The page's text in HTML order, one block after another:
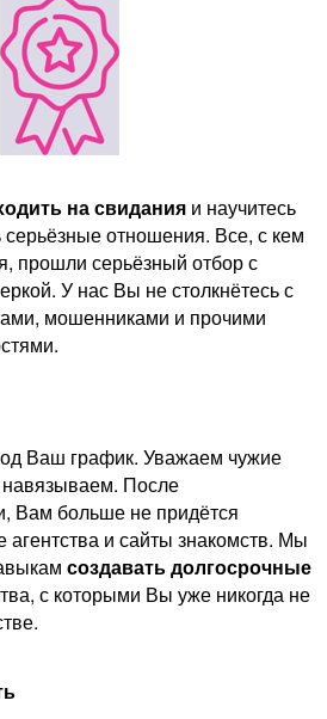
на свидания и научитесь
серьёзные отношения. Все, с кем
прошли серьёзный отбор с
У нас Вы не столкнётесь с
мошенниками и прочими
Ваш график. Уважаем чужие
После
Вам больше не придётся
и сайты знакомств. Мы
создавать долгосрочные
с которыми Вы уже никогда не